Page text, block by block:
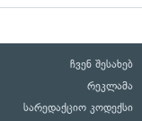
ჩვენ შესახებ
რეკლამა
სარედაქციო კოდექსი